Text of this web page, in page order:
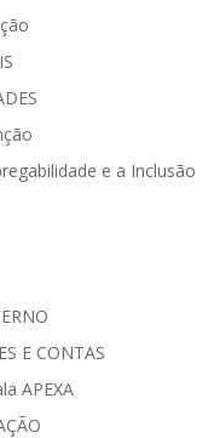
e a Inclusão
E CONTAS
APEXA